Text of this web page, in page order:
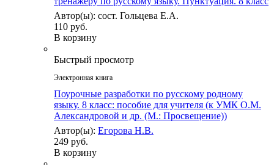
Автор(ы): сост. Гольцева Е.А.
110 руб.
В корзину
Быстрый просмотр
Электронная книга
Поурочные разработки по русскому родному
языку. 8 класс: пособие для учителя (к УМК О.М.
Александровой и др. (М.: Просвещение))
Автор(ы): Егорова Н.В.
249 руб.
В корзину